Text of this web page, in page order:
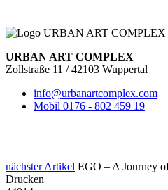
URBAN ART COMPLEX
Zollstraße 11 / 42103 Wuppertal
info@urbanartcomplex.com
Mobil 0176 - 802 459 19
nächster Artikel EGO – A Journey
Drucken